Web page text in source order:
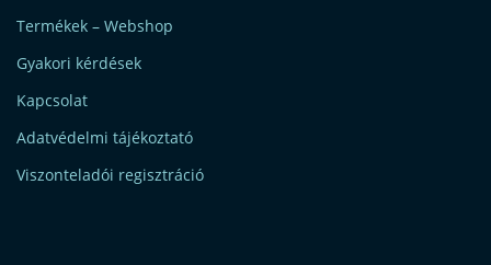
Termékek – Webshop
Gyakori kérdések
Kapcsolat
Adatvédelmi tájékoztató
Viszonteladói regisztráció